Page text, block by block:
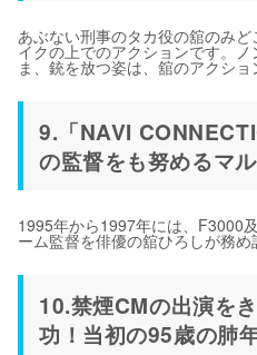
あぶない刑事のタカ役の舘のみ
イクの上でのアクションです。
ま、銃を放つ姿は、舘のアクショ
9.「NAVI
の監督をも努めるマ
1995年から1997年には、F3000
ーム監督を俳優の舘ひろしが務め
10.禁煙CMの出演を
功！当初の95歳の肺